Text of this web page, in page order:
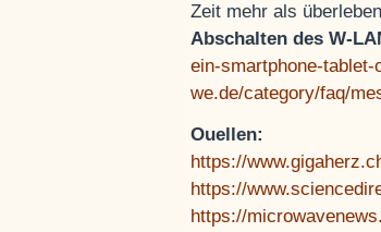
Zeit mehr als
Abschalten des W-
ein-smartphone-
we.de/category/faq/
Ouellen:
https://
https://
https://